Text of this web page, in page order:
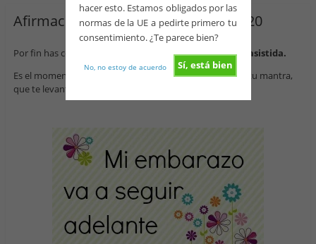
hacer esto. Estamos obligados por las
normas de la UE a pedirte primero tu
consentimiento. ¿Te parece bien?
Sí, está bien
No, no estoy de acuerdo
Afirmaciones positivas de fertilidad 20
Por fin has conseguido tu embarazo porreproducción asistida.
Es el momento de
grabarte a fuego
esta frase, que sea tu mantra,
que te levantes con ella, que te acuestes con ella: